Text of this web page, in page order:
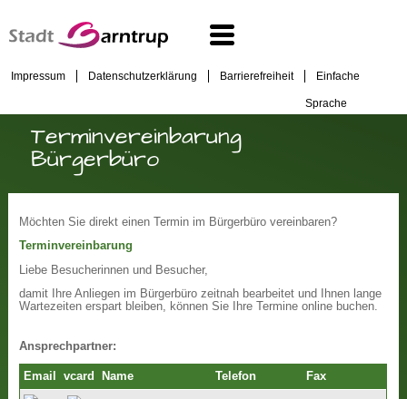
Impressum Datenschutzerklärung Barrierefreiheit Einfache
Sprache
Terminvereinbarung
Bürgerbüro
Möchten Sie direkt einen Termin im Bürgerbüro vereinbaren?
Terminvereinbarung
Liebe Besucherinnen und Besucher,
damit Ihre Anliegen im Bürgerbüro zeitnah bearbeitet und Ihnen lange
Wartezeiten erspart bleiben, können Sie Ihre Termine online buchen.
Ansprechpartner:
Email vcard Name Telefon Fax